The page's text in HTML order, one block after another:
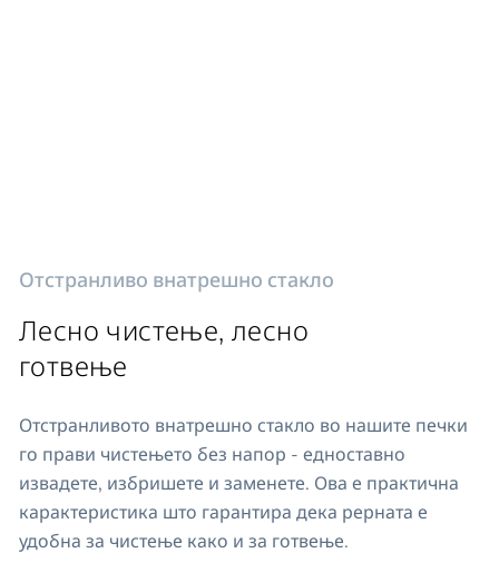
Отстранливо внатрешно стакло
Лесно чистење, лесно
готвење
Отстранливото внатрешно стакло во нашите печки
го прави чистењето без напор - едноставно
извадете, избришете и заменете. Ова е практична
карактеристика што гарантира дека рерната е
удобна за чистење како и за готвење.